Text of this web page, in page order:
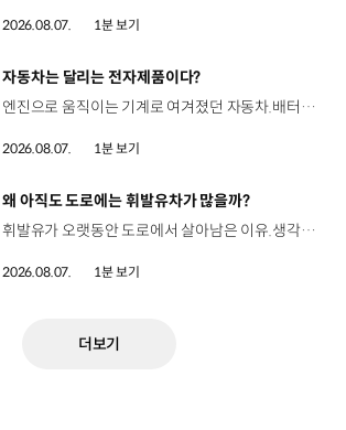
2026.08.07. 1분 보기
[동영상]
자동차는 달리는 전자제품이다?
엔진으로 움직이는 기계로 여겨졌던 자동차.배터리와 소프트웨어를 통해 어떻게 바뀌고 있을까요? 현대진행형 팟캐스트 EP.21에서 확인하세요.📻 #현대자동차그룹 #현대진행형 #모빌리티팟캐스트 #SDV #전기차 #연료 #미래모빌리티 #모빌리티
2026.08.07. 1분 보기
[동영상]
왜 아직도 도로에는 휘발유차가 많을까?
휘발유가 오랫동안 도로에서 살아남은 이유.생각보다 강력한 장점이 있었습니다. 현대진행형 팟캐스트 EP.21에서 확인하세요.📻 #현대자동차그룹 #현대진행형 #모빌리티팟캐스트 #휘발유 #내연기관 #연료 #미래모빌리티 #모빌리티
2026.08.07. 1분 보기
더보기